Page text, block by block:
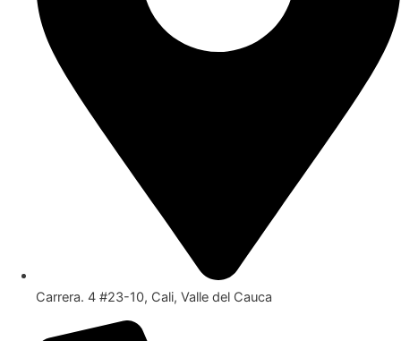
Carrera. 4 #23-10, Cali, Valle del Cauca